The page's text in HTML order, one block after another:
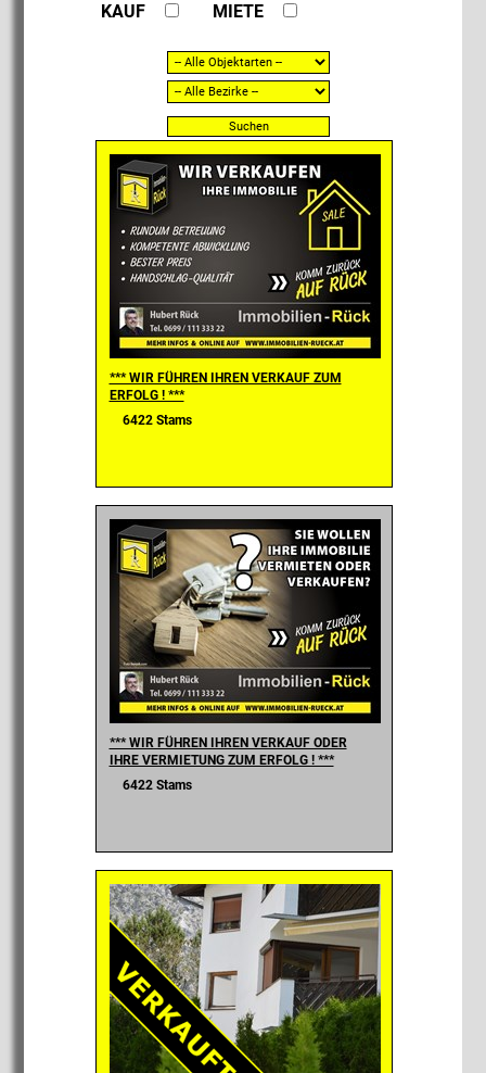
KAUF MIETE
*** WIR FÜHREN IHREN VERKAUF ZUM
ERFOLG ! ***
6422 Stams
*** WIR FÜHREN IHREN VERKAUF ODER
IHRE VERMIETUNG ZUM ERFOLG ! ***
6422 Stams